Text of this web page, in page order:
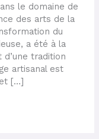
le domaine de
des arts de la
du
a été à la
tradition
artisanal est
[…]